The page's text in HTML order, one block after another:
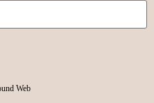
Web